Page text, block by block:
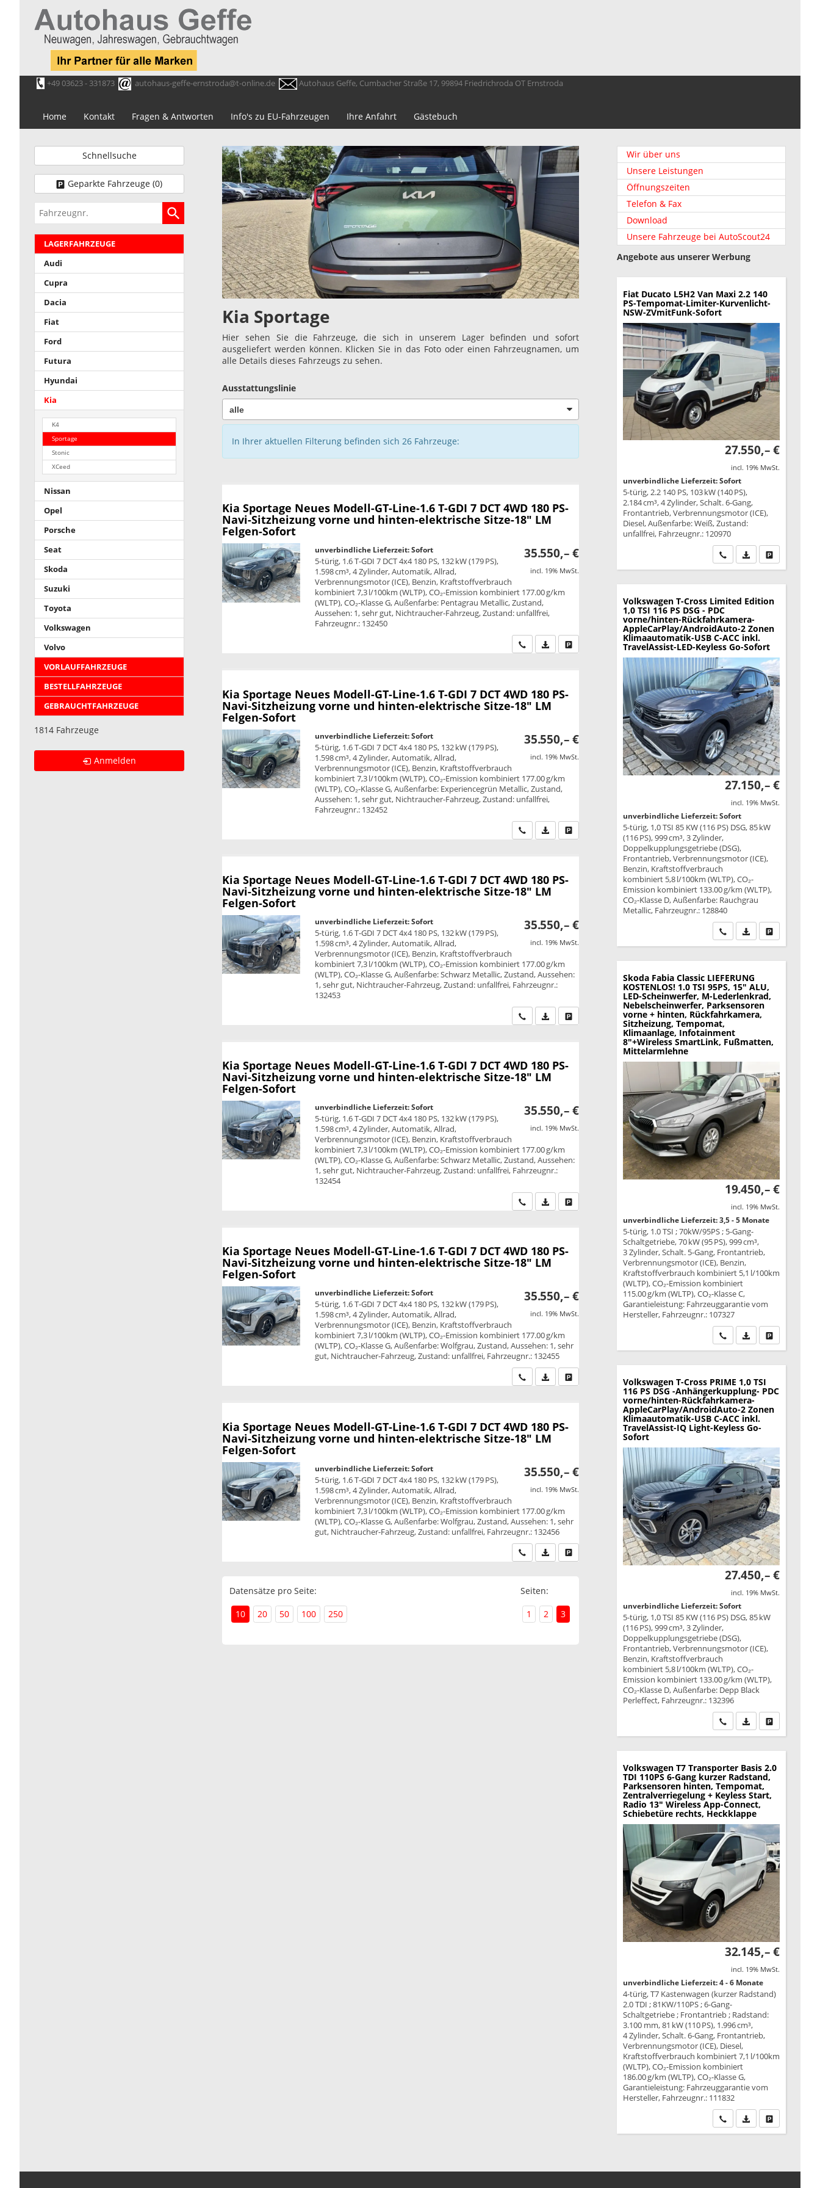
+49 03623 - 331873 autohaus-geffe-ernstroda@t-online.de Autohaus Geffe, Cumbacher Straße 17, 99894 Friedrichroda OT Ernstroda
Home Kontakt Fragen & Antworten Info's zu EU-Fahrzeugen Ihre Anfahrt Gästebuch
Kia Sportage
Hier sehen Sie die Fahrzeuge, die sich in unserem Lager befinden und sofort
ausgeliefert werden können. Klicken Sie in das Foto oder einen Fahrzeugnamen, um
alle Details dieses Fahrzeugs zu sehen.
Ausstattungslinie
In Ihrer aktuellen Filterung befinden sich 26Fahrzeuge:
Kia Sportage Neues Modell-GT-Line-1.6 T-GDI 7 DCT 4WD 180 PS-
Navi-Sitzheizung vorne und hinten-elektrische Sitze-18" LM
Felgen-Sofort
35.550,– €
incl. 19% MwSt.
unverbindliche Lieferzeit: Sofort
5-türig, 1.6 T-GDI 7 DCT 4x4 180 PS, 132 kW (179 PS),
1.598 cm³, 4 Zylinder, Automatik, Allrad,
Verbrennungsmotor (ICE), Benzin, Kraftstoffverbrauch
kombiniert 7,3 l/100km (WLTP), CO₂-Emission kombiniert 177.00 g/km
(WLTP), CO₂-Klasse G, Außenfarbe: Pentagrau Metallic, Zustand,
Aussehen: 1, sehr gut, Nichtraucher-Fahrzeug, Zustand: unfallfrei,
Fahrzeugnr.: 132450
Wir rufen Sie anPDF-Datei, Fahrzeugexposé drucken
Drucken, parken oder vergleichen
Kia Sportage Neues Modell-GT-Line-1.6 T-GDI 7 DCT 4WD 180 PS-
Navi-Sitzheizung vorne und hinten-elektrische Sitze-18" LM
Felgen-Sofort
35.550,– €
incl. 19% MwSt.
unverbindliche Lieferzeit: Sofort
5-türig, 1.6 T-GDI 7 DCT 4x4 180 PS, 132 kW (179 PS),
1.598 cm³, 4 Zylinder, Automatik, Allrad,
Verbrennungsmotor (ICE), Benzin, Kraftstoffverbrauch
kombiniert 7,3 l/100km (WLTP), CO₂-Emission kombiniert 177.00 g/km
(WLTP), CO₂-Klasse G, Außenfarbe: Experiencegrün Metallic, Zustand,
Aussehen: 1, sehr gut, Nichtraucher-Fahrzeug, Zustand: unfallfrei,
Fahrzeugnr.: 132452
Wir rufen Sie anPDF-Datei, Fahrzeugexposé drucken
Drucken, parken oder vergleichen
Kia Sportage Neues Modell-GT-Line-1.6 T-GDI 7 DCT 4WD 180 PS-
Navi-Sitzheizung vorne und hinten-elektrische Sitze-18" LM
Felgen-Sofort
35.550,– €
incl. 19% MwSt.
unverbindliche Lieferzeit: Sofort
5-türig, 1.6 T-GDI 7 DCT 4x4 180 PS, 132 kW (179 PS),
1.598 cm³, 4 Zylinder, Automatik, Allrad,
Verbrennungsmotor (ICE), Benzin, Kraftstoffverbrauch
kombiniert 7,3 l/100km (WLTP), CO₂-Emission kombiniert 177.00 g/km
(WLTP), CO₂-Klasse G, Außenfarbe: Schwarz Metallic, Zustand, Aussehen:
1, sehr gut, Nichtraucher-Fahrzeug, Zustand: unfallfrei, Fahrzeugnr.:
132453
Wir rufen Sie anPDF-Datei, Fahrzeugexposé drucken
Drucken, parken oder vergleichen
Kia Sportage Neues Modell-GT-Line-1.6 T-GDI 7 DCT 4WD 180 PS-
Navi-Sitzheizung vorne und hinten-elektrische Sitze-18" LM
Felgen-Sofort
35.550,– €
incl. 19% MwSt.
unverbindliche Lieferzeit: Sofort
5-türig, 1.6 T-GDI 7 DCT 4x4 180 PS, 132 kW (179 PS),
1.598 cm³, 4 Zylinder, Automatik, Allrad,
Verbrennungsmotor (ICE), Benzin, Kraftstoffverbrauch
kombiniert 7,3 l/100km (WLTP), CO₂-Emission kombiniert 177.00 g/km
(WLTP), CO₂-Klasse G, Außenfarbe: Schwarz Metallic, Zustand, Aussehen:
1, sehr gut, Nichtraucher-Fahrzeug, Zustand: unfallfrei, Fahrzeugnr.:
132454
Wir rufen Sie anPDF-Datei, Fahrzeugexposé drucken
Kia Sportage Neues Modell-GT-Line-1.6 T-GDI 7 DCT 4WD 180 PS-
Navi-Sitzheizung vorne und hinten-elektrische Sitze-18" LM
Felgen-Sofort
35.550,– €
incl. 19% MwSt.
unverbindliche Lieferzeit: Sofort
5-türig, 1.6 T-GDI 7 DCT 4x4 180 PS, 132 kW (179 PS),
1.598 cm³, 4 Zylinder, Automatik, Allrad,
Verbrennungsmotor (ICE), Benzin, Kraftstoffverbrauch
kombiniert 7,3 l/100km (WLTP), CO₂-Emission kombiniert 177.00 g/km
(WLTP), CO₂-Klasse G, Außenfarbe: Wolfgrau, Zustand, Aussehen: 1, sehr
gut, Nichtraucher-Fahrzeug, Zustand: unfallfrei, Fahrzeugnr.: 132455
Wir rufen Sie anPDF-Datei, Fahrzeugexposé drucken
Drucken, parken oder vergleichen
Kia Sportage Neues Modell-GT-Line-1.6 T-GDI 7 DCT 4WD 180 PS-
Navi-Sitzheizung vorne und hinten-elektrische Sitze-18" LM
Felgen-Sofort
35.550,– €
incl. 19% MwSt.
unverbindliche Lieferzeit: Sofort
5-türig, 1.6 T-GDI 7 DCT 4x4 180 PS, 132 kW (179 PS),
1.598 cm³, 4 Zylinder, Automatik, Allrad,
Verbrennungsmotor (ICE), Benzin, Kraftstoffverbrauch
kombiniert 7,3 l/100km (WLTP), CO₂-Emission kombiniert 177.00 g/km
(WLTP), CO₂-Klasse G, Außenfarbe: Wolfgrau, Zustand, Aussehen: 1, sehr
gut, Nichtraucher-Fahrzeug, Zustand: unfallfrei, Fahrzeugnr.: 132456
Wir rufen Sie anPDF-Datei, Fahrzeugexposé drucken
Drucken, parken oder vergleichen
Datensätze pro Seite:
10
20 50 100 250
Seiten:
1
2 3
Schnellsuche
Geparkte Fahrzeuge (0)
Fahrzeugnr.
LAGERFAHRZEUGE
Audi
Cupra
Dacia
Fiat
Ford
Futura
Hyundai
Kia
K4
Sportage
Stonic
XCeed
Nissan
Opel
Porsche
Seat
Skoda
Suzuki
Toyota
Volkswagen
Volvo
VORLAUFFAHRZEUGE
BESTELLFAHRZEUGE
GEBRAUCHTFAHRZEUGE
1814 Fahrzeuge
Anmelden
Wir über uns
Unsere Leistungen
Öffnungszeiten
Telefon & Fax
Download
Unsere Fahrzeuge bei AutoScout24
Angebote aus unserer Werbung
Fiat Ducato L5H2 Van Maxi 2.2 140
PS-Tempomat-Limiter-Kurvenlicht-
NSW-ZVmitFunk-Sofort
27.550,– €
incl. 19% MwSt.
unverbindliche Lieferzeit: Sofort
5-türig, 2.2 140 PS, 103 kW (140 PS),
2.184 cm³, 4 Zylinder, Schalt. 6-Gang,
Frontantrieb, Verbrennungsmotor (ICE),
Diesel, Außenfarbe: Weiß, Zustand:
unfallfrei, Fahrzeugnr.: 120970
Wir rufen Sie an
PDF-Datei,Drucken,
Volkswagen T-Cross Limited Edition
1,0 TSI 116 PS DSG - PDC
vorne/hinten-Rückfahrkamera-
AppleCarPlay/AndroidAuto-2 Zonen
Klimaautomatik-USB C-ACC inkl.
TravelAssist-LED-Keyless Go-Sofort
27.150,– €
incl. 19% MwSt.
unverbindliche Lieferzeit: Sofort
5-türig, 1,0 TSI 85 KW (116 PS) DSG, 85 kW
(116 PS), 999 cm³, 3 Zylinder,
Doppelkupplungsgetriebe (DSG),
Frontantrieb, Verbrennungsmotor (ICE),
Benzin, Kraftstoffverbrauch
kombiniert 5,8 l/100km (WLTP), CO₂-
Emission kombiniert 133.00 g/km (WLTP),
CO₂-Klasse D, Außenfarbe: Rauchgrau
Metallic, Fahrzeugnr.: 128840
Wir rufen Sie an
PDF-Datei,Drucken,
Skoda Fabia Classic LIEFERUNG
KOSTENLOS! 1.0 TSI 95PS, 15" ALU,
LED-Scheinwerfer, M-Lederlenkrad,
Nebelscheinwerfer, Parksensoren
vorne + hinten, Rückfahrkamera,
Sitzheizung, Tempomat,
Klimaanlage, Infotainment
8"+Wireless SmartLink, Fußmatten,
Mittelarmlehne
19.450,– €
incl. 19% MwSt.
unverbindliche Lieferzeit: 3,5 - 5 Monate
5-türig, 1.0 TSI ; 70kW/95PS ; 5-Gang-
Schaltgetriebe, 70 kW (95 PS), 999 cm³,
3 Zylinder, Schalt. 5-Gang, Frontantrieb,
Verbrennungsmotor (ICE), Benzin,
Kraftstoffverbrauch kombiniert 5,1 l/100km
(WLTP), CO₂-Emission kombiniert
115.00 g/km (WLTP), CO₂-Klasse C,
Garantieleistung: Fahrzeuggarantie vom
Hersteller, Fahrzeugnr.: 107327
Wir rufen Sie an
PDF-Datei,Drucken,
Volkswagen T-Cross PRIME 1,0 TSI
116 PS DSG -Anhängerkupplung- PDC
vorne/hinten-Rückfahrkamera-
AppleCarPlay/AndroidAuto-2 Zonen
Klimaautomatik-USB C-ACC inkl.
TravelAssist-IQ Light-Keyless Go-
Sofort
27.450,– €
incl. 19% MwSt.
unverbindliche Lieferzeit: Sofort
5-türig, 1,0 TSI 85 KW (116 PS) DSG, 85 kW
(116 PS), 999 cm³, 3 Zylinder,
Doppelkupplungsgetriebe (DSG),
Frontantrieb, Verbrennungsmotor (ICE),
Benzin, Kraftstoffverbrauch
kombiniert 5,8 l/100km (WLTP), CO₂-
Emission kombiniert 133.00 g/km (WLTP),
CO₂-Klasse D, Außenfarbe: Depp Black
Perleffect, Fahrzeugnr.: 132396
Wir rufen Sie an
PDF-Datei,Drucken,
Volkswagen T7 Transporter Basis 2.0
TDI 110PS 6-Gang kurzer Radstand,
Parksensoren hinten, Tempomat,
Zentralverriegelung + Keyless Start,
Radio 13" Wireless App-Connect,
Schiebetüre rechts, Heckklappe
32.145,– €
incl. 19% MwSt.
unverbindliche Lieferzeit: 4 - 6 Monate
4-türig, T7 Kastenwagen (kurzer Radstand)
2.0 TDI ; 81KW/110PS ; 6-Gang-
Schaltgetriebe ; Frontantrieb ; Radstand:
3.100 mm, 81 kW (110 PS), 1.996 cm³,
4 Zylinder, Schalt. 6-Gang, Frontantrieb,
Verbrennungsmotor (ICE), Diesel,
Kraftstoffverbrauch kombiniert 7,1 l/100km
(WLTP), CO₂-Emission kombiniert
186.00 g/km (WLTP), CO₂-Klasse G,
Garantieleistung: Fahrzeuggarantie vom
Hersteller, Fahrzeugnr.: 111832
Wir rufen Sie an
PDF-Datei,Drucken,